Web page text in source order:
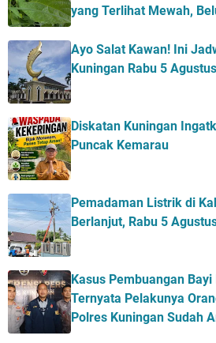
yang Terlihat Mewah,
Ayo Salat Kawan! Ini
Kuningan Rabu 5
Diskatan Kuningan
Puncak Kemarau
Pemadaman Listrik di
Berlanjut, Rabu 5
Kasus Pembuangan
Ternyata Pelakunya
Polres Kuningan Sudah